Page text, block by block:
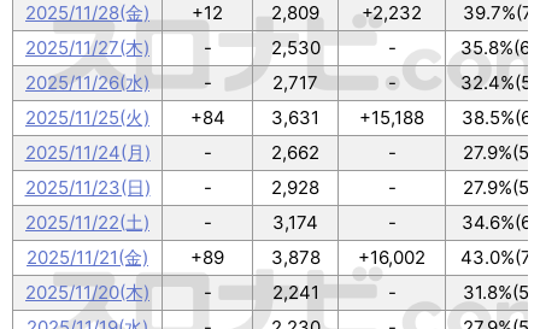
2025/11/28(金)
+12 2,809 +2,232
2025/11/27(木)
- 2,530 -
2025/11/26(水)
- 2,717 -
2025/11/25(火)
+84 3,631 +15,188
2025/11/24(月)
- 2,662 -
2025/11/23(日)
- 2,928 -
2025/11/22(土)
- 3,174 -
2025/11/21(金)
+89 3,878 +16,002
2025/11/20(木)
- 2,241 -